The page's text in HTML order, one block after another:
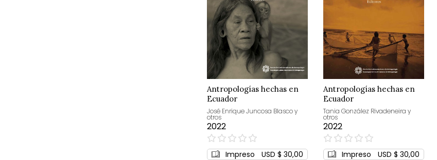
Antropologías hechas en
Ecuador
José Enrique Juncosa Blasco y
otros
2022
0%
Impreso USD $ 30,00
Antropologías hechas en
Ecuador
Tania González Rivadeneira y
otros
2022
0%
Impreso USD $ 30,00